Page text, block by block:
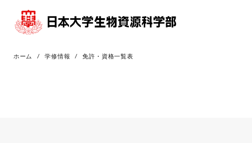
ホーム 学修情報 免許・資格一覧表